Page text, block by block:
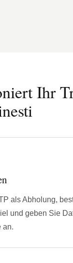
Ihr
als Abholung,
und geben Sie
an.